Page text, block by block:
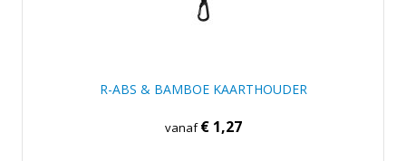
R-ABS & BAMBOE KAARTHOUDER
vanaf€ 1,27